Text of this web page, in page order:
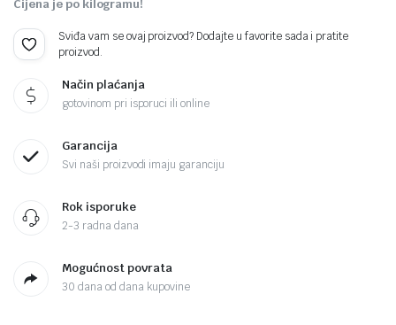
Cijena je po kilogramu!
Sviđa vam se ovaj proizvod? Dodajte u favorite sada i pratite
proizvod.
Način plaćanja
gotovinom pri isporuci ili online
Garancija
Svi naši proizvodi imaju garanciju
Rok isporuke
2-3 radna dana
Mogućnost povrata
30 dana od dana kupovine